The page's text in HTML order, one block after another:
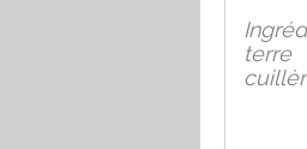
terre